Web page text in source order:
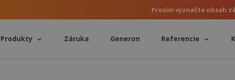
Prosím vyznačte obsah
Produkty Záruka Generon Referencie